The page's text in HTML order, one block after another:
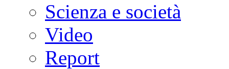
Scienza e società
Video
Report